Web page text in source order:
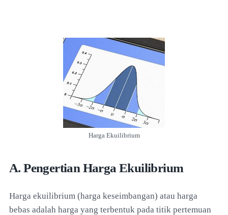
Harga Ekuilibrium
A. Pengertian Harga Ekuilibrium
Harga ekuilibrium (harga keseimbangan) atau harga
bebas adalah harga yang terbentuk pada titik pertemuan